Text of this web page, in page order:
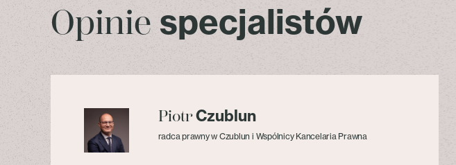
Opinie specjalistów
PiotrCzublun
radca prawny w Czublun i Wspólnicy Kancelaria Prawna